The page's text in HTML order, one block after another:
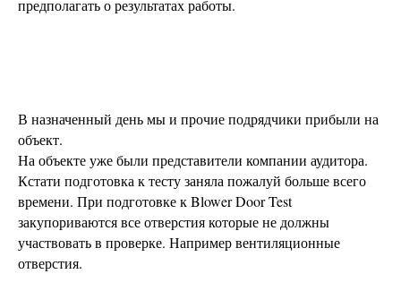
предполагать о результатах работы.
В назначенный день мы и прочие подрядчики прибыли на
объект.
На объекте уже были представители компании аудитора.
Кстати подготовка к тесту заняла пожалуй больше всего
времени. При подготовке к Blower Door Test
закупориваются все отверстия которые не должны
участвовать в проверке. Например вентиляционные
отверстия.